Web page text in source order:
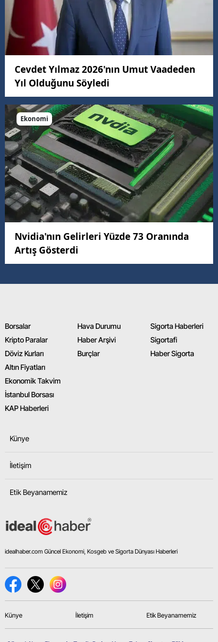
Cevdet Yılmaz 2026'nın Umut Vaadeden
Yıl Olduğunu Söyledi
Ekonomi
Nvidia'nın Gelirleri Yüzde 73 Oranında
Artış Gösterdi
Borsalar
Kripto Paralar
Döviz Kurları
Altın Fiyatları
Ekonomik Takvim
İstanbul Borsası
KAP Haberleri
Hava Durumu
Haber Arşivi
Burçlar
Sigorta Haberleri
Sigortafi
Haber Sigorta
Künye
İletişim
Etik Beyanamemiz
idealhaber.com Güncel Ekonomi, Kosgeb ve Sigorta Dünyası Haberleri
Künye İletişim Etik Beyanamemiz